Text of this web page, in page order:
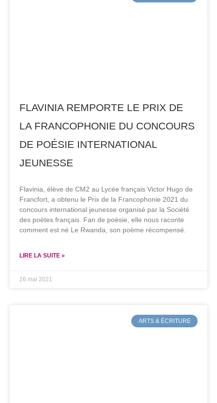
FLAVINIA REMPORTE LE PRIX DE
LA FRANCOPHONIE DU CONCOURS
DE POÉSIE INTERNATIONAL
JEUNESSE
Flavinia, élève de CM2 au Lycée français Victor Hugo de
Francfort, a obtenu le Prix de la Francophonie 2021 du
concours international jeunesse organisé par la Société
des poètes français. Fan de poésie, elle nous raconte
comment est né Le Rwanda, son poème récompensé.
LIRE LA SUITE »
26 mai 2021
ARTS & ÉCRITURE